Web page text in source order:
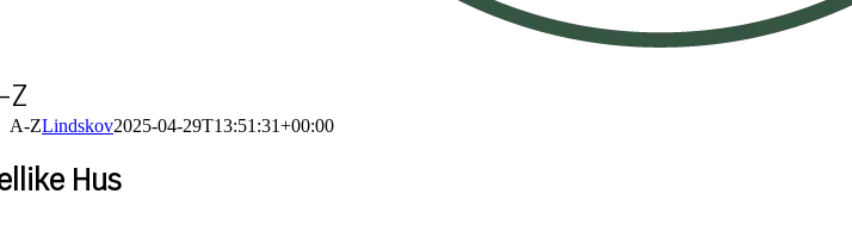
Z
A-ZLindskov2025-04-29T13:51:31+00:00
Hus